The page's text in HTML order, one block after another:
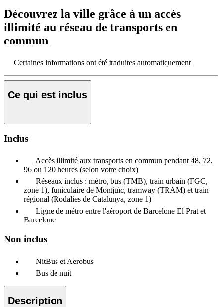
Découvrez la ville grâce à un accès
illimité au réseau de transports en
commun
Certaines informations ont été traduites automatiquement
Ce qui est inclus
Inclus
Accès illimité aux transports en commun pendant 48, 72,
96 ou 120 heures (selon votre choix)
Réseaux inclus : métro, bus (TMB), train urbain (FGC,
zone 1), funiculaire de Montjuïc, tramway (TRAM) et train
régional (Rodalies de Catalunya, zone 1)
Ligne de métro entre l'aéroport de Barcelone El Prat et
Barcelone
Non inclus
NitBus et Aerobus
Bus de nuit
Description